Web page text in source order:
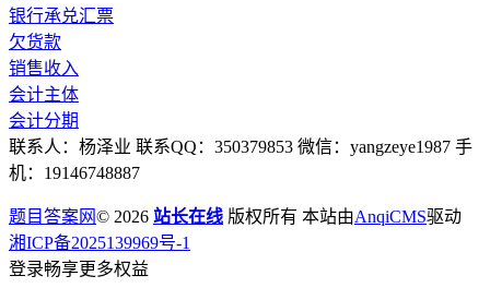
银行承兑汇票
欠货款
销售收入
会计主体
会计分期
联系人：杨泽业 联系QQ：350379853 微信：yangzeye1987 手
机：19146748887
题目答案网© 2026 站长在线 版权所有 本站由AnqiCMS驱动
湘ICP备2025139969号-1
登录畅享更多权益